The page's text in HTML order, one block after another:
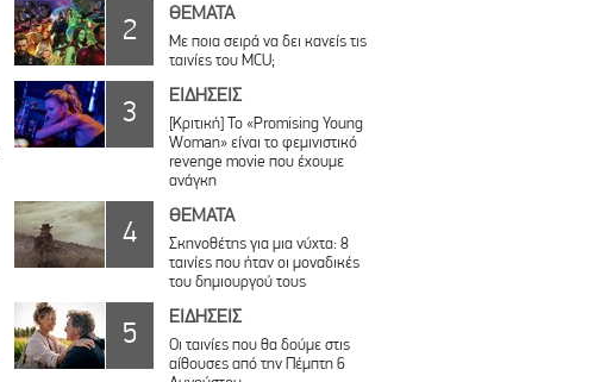
2 ΘΕΜΑΤΑ
Με ποια σειρά να δει κανείς τις
ταινίες του MCU;
3 ΕΙΔΗΣΕΙΣ
[Κριτική] Το «Promising Young
Woman» είναι το φεμινιστικό
revenge movie που έχουμε
ανάγκη
4 ΘΕΜΑΤΑ
Σκηνοθέτης για μια νύχτα: 8
ταινίες που ήταν οι μοναδικές
του δημιουργού τους
5 ΕΙΔΗΣΕΙΣ
Οι ταινίες που θα δούμε στις
αίθουσες από την Πέμπτη 6